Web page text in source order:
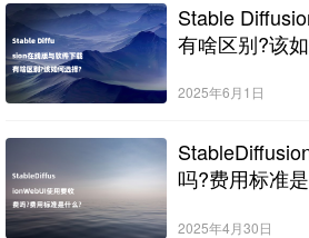
Stable
有啥区别?该
2025年6月1日
吗?费用标准
2025年4月30日